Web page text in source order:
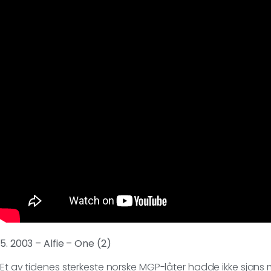
5. 2003 – Alfie – One (2)
Et av tidenes sterkeste norske MGP-låter hadde ikke sjans